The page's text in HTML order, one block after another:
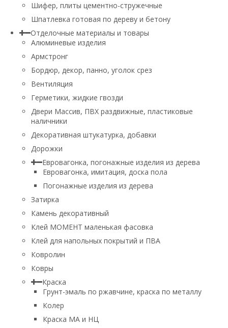
Шифер, плиты цементно-стружечные
Шпатлевка готовая по дереву и бетону
Отделочные материалы и товары
Алюминевые изделия
Армстронг
Бордюр, декор, панно, уголок срез
Вентиляция
Герметики, жидкие гвозди
Двери Массив, ПВХ раздвижные, пластиковые
наличники
Декоративная штукатурка, добавки
Дорожки
Евровагонка, погонажные изделия из дерева
Евровагонка, имитация, доска пола
Погонажные изделия из дерева
Затирка
Камень декоративный
Клей МОМЕНТ маленькая фасовка
Клей для напольных покрытий и ПВА
Ковролин
Ковры
Краска
Грунт-эмаль по ржавчине, краска по металлу
Колер
Краска МА и НЦ